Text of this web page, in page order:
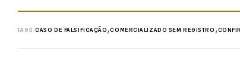
TAGS:CASO DE FALSIFICAÇÃO,COMERCIALIZADO SEM REGISTRO ,